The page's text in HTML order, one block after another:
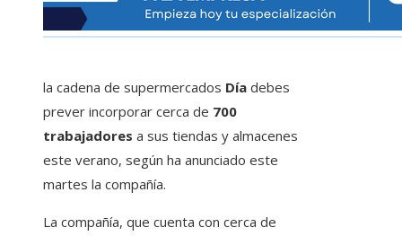
la cadena de supermercados Día debes
prever incorporar cerca de 700
trabajadores a sus tiendas y almacenes
este verano, según ha anunciado este
martes la compañía.
La compañía, que cuenta con cerca de